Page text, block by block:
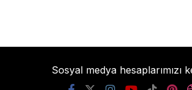
Sosyal medya hesaplarımızı